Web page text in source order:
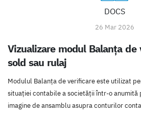
DOCS
26 Mar 2026
Vizualizare modul Balanța de
sold sau rulaj
Modulul Balanța de verificare este utilizat
situației contabile a societății într-o anumită
imagine de ansamblu asupra conturilor